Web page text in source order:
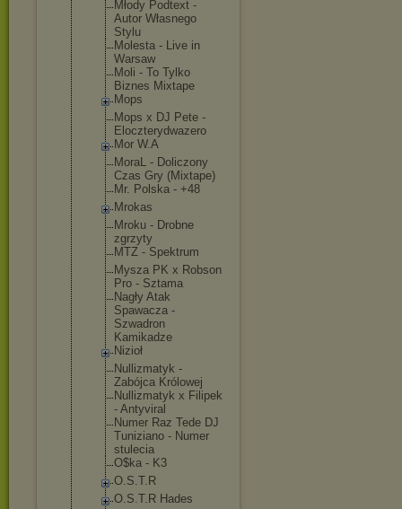
Młody Podtext -
Autor Własnego
Stylu
Molesta - Live in
Warsaw
Moli - To Tylko
Biznes Mixtape
Mops
Mops x DJ Pete -
Eloczterydwazero
Mor W.A
MoraL - Doliczony
Czas Gry (Mixtape)
Mr. Polska - +48
Mrokas
Mroku - Drobne
zgrzyty
MTZ - Spektrum
Mysza PK x Robson
Pro - Sztama
Nagły Atak
Spawacza -
Szwadron
Kamikadze
Nizioł
Nullizmatyk -
Zabójca Królowej
Nullizmatyk x Filipek
- Antyviral
Numer Raz Tede DJ
Tuniziano - Numer
stulecia
O$ka - K3
O.S.T.R
O.S.T.R Hades